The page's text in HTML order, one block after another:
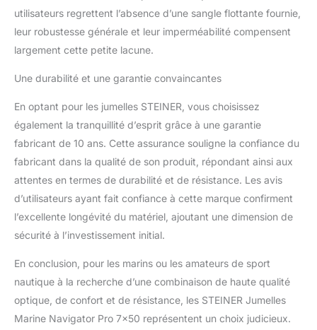
utilisateurs regrettent l’absence d’une sangle flottante fournie,
leur robustesse générale et leur imperméabilité compensent
largement cette petite lacune.
Une durabilité et une garantie convaincantes
En optant pour les jumelles STEINER, vous choisissez
également la tranquillité d’esprit grâce à une garantie
fabricant de 10 ans. Cette assurance souligne la confiance du
fabricant dans la qualité de son produit, répondant ainsi aux
attentes en termes de durabilité et de résistance. Les avis
d’utilisateurs ayant fait confiance à cette marque confirment
l’excellente longévité du matériel, ajoutant une dimension de
sécurité à l’investissement initial.
En conclusion, pour les marins ou les amateurs de sport
nautique à la recherche d’une combinaison de haute qualité
optique, de confort et de résistance, les STEINER Jumelles
Marine Navigator Pro 7×50 représentent un choix judicieux.